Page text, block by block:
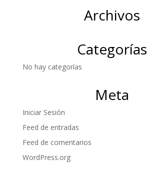
Archivos
Categorías
No hay categorías
Meta
Iniciar Sesión
Feed de entradas
Feed de comentarios
WordPress.org